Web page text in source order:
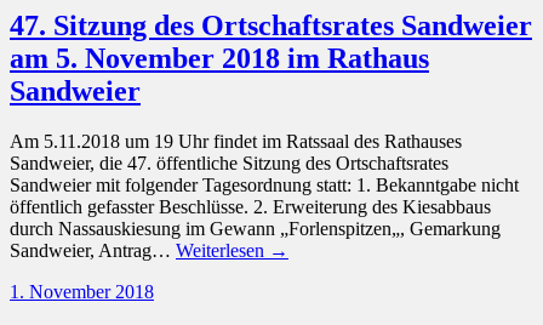
47. Sitzung des Ortschaftsrates Sandweier
am 5. November 2018 im Rathaus
Sandweier
Am 5.11.2018 um 19 Uhr findet im Ratssaal des Rathauses
Sandweier, die 47. öffentliche Sitzung des Ortschaftsrates
Sandweier mit folgender Tagesordnung statt: 1. Bekanntgabe nicht
öffentlich gefasster Beschlüsse. 2. Erweiterung des Kiesabbaus
durch Nassauskiesung im Gewann „Forlenspitzen„, Gemarkung
Sandweier, Antrag… Weiterlesen →
1. November 2018